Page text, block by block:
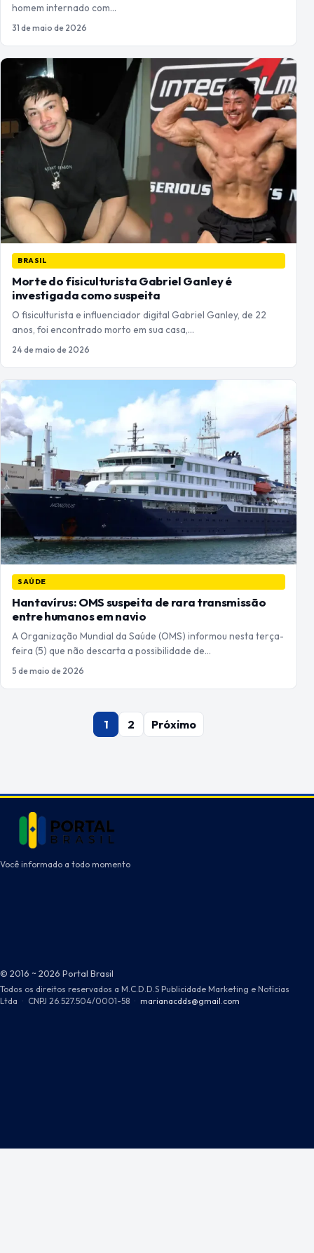
homem internado com…
31 de maio de 2026
BRASIL
Morte do fisiculturista Gabriel Ganley é
investigada como suspeita
O fisiculturista e influenciador digital Gabriel Ganley, de 22
anos, foi encontrado morto em sua casa,…
24 de maio de 2026
SAÚDE
Hantavírus: OMS suspeita de rara transmissão
entre humanos em navio
A Organização Mundial da Saúde (OMS) informou nesta terça-
feira (5) que não descarta a possibilidade de…
5 de maio de 2026
1 2 Próximo
Você informado a todo momento
© 2016 ~ 2026 Portal Brasil
Todos os direitos reservados a M.C.D.D.S Publicidade Marketing e Notícias
Ltda · CNPJ 26.527.504/0001-58 · marianacdds@gmail.com